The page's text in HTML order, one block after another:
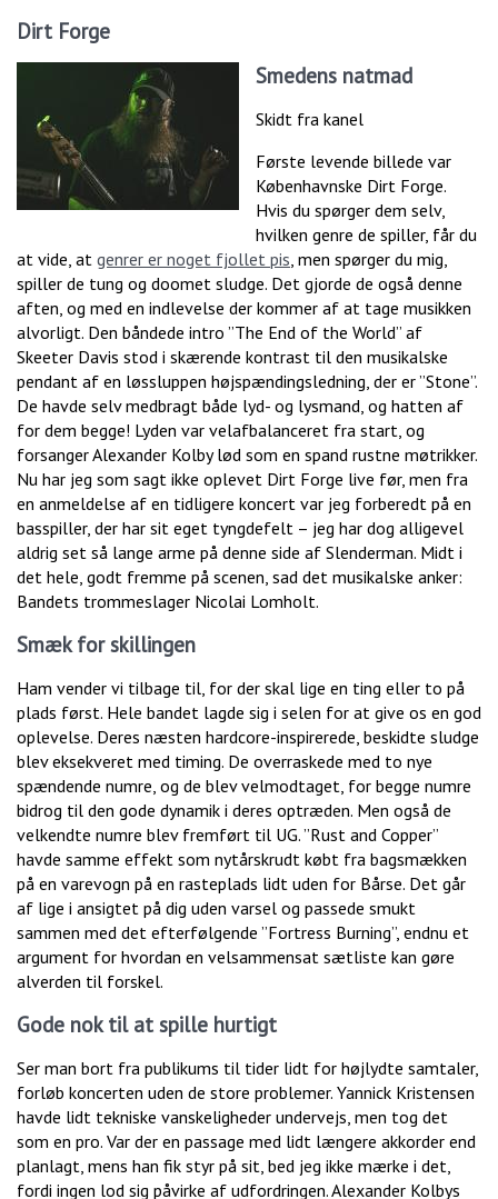
Dirt Forge
Smedens natmad
Skidt fra kanel
Første levende billede var
Københavnske Dirt Forge.
Hvis du spørger dem selv,
hvilken genre de spiller, får du
at vide, at genrer er noget fjollet pis , men spørger du mig,
spiller de tung og doomet sludge. Det gjorde de også denne
aften, og med en indlevelse der kommer af at tage musikken
alvorligt. Den båndede intro ”The End of the World” af
Skeeter Davis stod i skærende kontrast til den musikalske
pendant af en løssluppen højspændingsledning, der er ”Stone”.
De havde selv medbragt både lyd- og lysmand, og hatten af
for dem begge! Lyden var velafbalanceret fra start, og
forsanger Alexander Kolby lød som en spand rustne møtrikker.
Nu har jeg som sagt ikke oplevet Dirt Forge live før, men fra
en anmeldelse af en tidligere koncert var jeg forberedt på en
basspiller, der har sit eget tyngdefelt – jeg har dog alligevel
aldrig set så lange arme på denne side af Slenderman. Midt i
det hele, godt fremme på scenen, sad det musikalske anker:
Bandets trommeslager Nicolai Lomholt.
Smæk for skillingen
Ham vender vi tilbage til, for der skal lige en ting eller to på
plads først. Hele bandet lagde sig i selen for at give os en god
oplevelse. Deres næsten hardcore-inspirerede, beskidte sludge
blev eksekveret med timing. De overraskede med to nye
spændende numre, og de blev velmodtaget, for begge numre
bidrog til den gode dynamik i deres optræden. Men også de
velkendte numre blev fremført til UG. ”Rust and Copper”
havde samme effekt som nytårskrudt købt fra bagsmækken
på en varevogn på en rasteplads lidt uden for Bårse. Det går
af lige i ansigtet på dig uden varsel og passede smukt
sammen med det efterfølgende ”Fortress Burning”, endnu et
argument for hvordan en velsammensat sætliste kan gøre
alverden til forskel.
Gode nok til at spille hurtigt
Ser man bort fra publikums til tider lidt for højlydte samtaler,
forløb koncerten uden de store problemer. Yannick Kristensen
havde lidt tekniske vanskeligheder undervejs, men tog det
som en pro. Var der en passage med lidt længere akkorder end
planlagt, mens han fik styr på sit, bed jeg ikke mærke i det,
fordi ingen lod sig påvirke af udfordringen. Alexander Kolbys